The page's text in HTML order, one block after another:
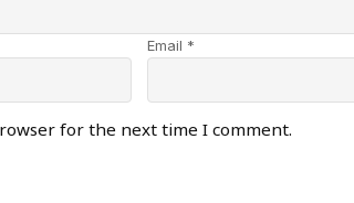
Email *
for the next time I comment.